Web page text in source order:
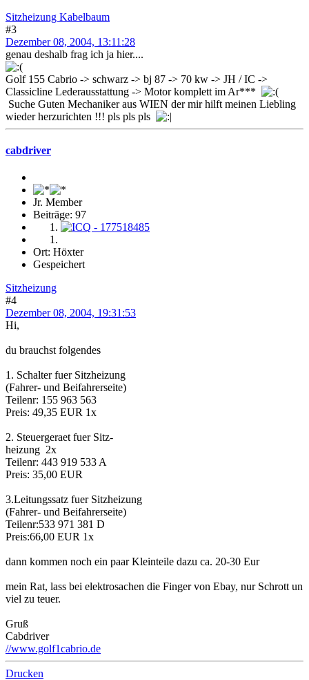
Sitzheizung Kabelbaum
#3
Dezember 08, 2004, 13:11:28
genau deshalb frag ich ja hier....
Golf 155 Cabrio -> schwarz -> bj 87 -> 70 kw -> JH / IC ->
Classicline Lederausstattung -> Motor komplett im Ar***
Suche Guten Mechaniker aus WIEN der mir hilft meinen Liebling
wieder herzurichten !!! pls pls pls
cabdriver
Jr. Member
Beiträge: 97
Ort: Höxter
Gespeichert
Sitzheizung
#4
Dezember 08, 2004, 19:31:53
Hi,
du brauchst folgendes
1. Schalter fuer Sitzheizung
(Fahrer- und Beifahrerseite)
Teilenr: 155 963 563
Preis: 49,35 EUR 1x
2. Steuergeraet fuer Sitz-
heizung 2x
Teilenr: 443 919 533 A
Preis: 35,00 EUR
3.Leitungssatz fuer Sitzheizung
(Fahrer- und Beifahrerseite)
Teilenr:533 971 381 D
Preis:66,00 EUR 1x
dann kommen noch ein paar Kleinteile dazu ca. 20-30 Eur
mein Rat, lass bei elektrosachen die Finger von Ebay, nur Schrott un
viel zu teuer.
Gruß
Cabdriver
//www.golf1cabrio.de
Drucken